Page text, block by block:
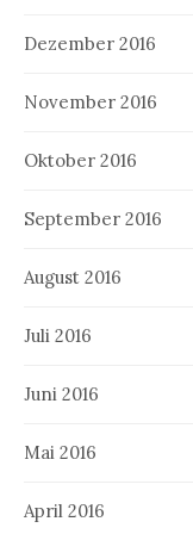
Dezember 2016
November 2016
Oktober 2016
September 2016
August 2016
Juli 2016
Juni 2016
Mai 2016
April 2016